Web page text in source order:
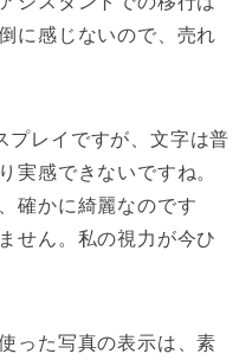
に感じないので、売れ
プレイですが、文字は普
実感できないですね。
確かに綺麗なのです
せん。私の視力が今ひ
った写真の表示は、素